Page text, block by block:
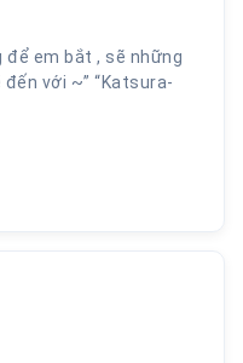
để em bắt , sẽ những
với ~” “Katsura-